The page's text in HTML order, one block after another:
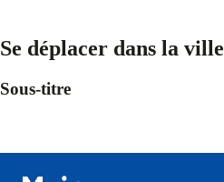
Se déplacer dans la ville
Sous-titre